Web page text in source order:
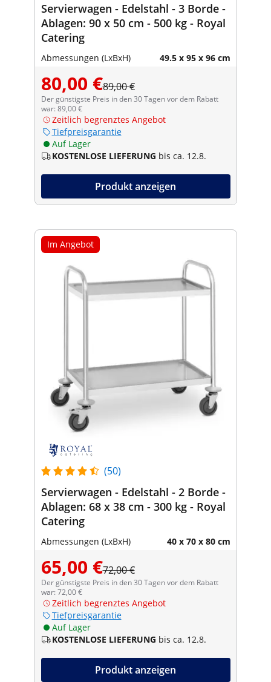
Servierwagen - Edelstahl - 3 Borde -
Ablagen: 90 x 50 cm - 500 kg - Royal
Catering
Abmessungen (LxBxH) 49.5 x 95 x 96 cm
80,00 €89,00 €
Der günstigste Preis in den 30 Tagen vor dem Rabatt
war: 89,00 €
Zeitlich begrenztes Angebot
Tiefpreisgarantie
Auf Lager
KOSTENLOSE LIEFERUNG bis ca. 12.8.
Produkt anzeigen
Im Angebot
(50)
Servierwagen - Edelstahl - 2 Borde -
Ablagen: 68 x 38 cm - 300 kg - Royal
Catering
Abmessungen (LxBxH) 40 x 70 x 80 cm
65,00 €72,00 €
Der günstigste Preis in den 30 Tagen vor dem Rabatt
war: 72,00 €
Zeitlich begrenztes Angebot
Tiefpreisgarantie
Auf Lager
KOSTENLOSE LIEFERUNG bis ca. 12.8.
Produkt anzeigen